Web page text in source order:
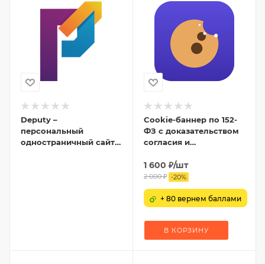
Deputy –
персональный
одностраничный сайт с
Cookie-баннер по 152-
ФЗ с доказательством
согласия и
1 600 ₽/шт
2 000₽ -20%
+ 80 вернем баллами
В КОРЗИНУ